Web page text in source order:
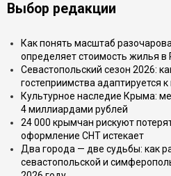
Выбор редакции
Как понять масштаб
определяет стоимость жилья в
Севастопольский сезон 2026:
гостеприимства адаптируется
Культурное наследие Крыма:
4 миллиардами рублей
24 000 крымчан рискуют
оформление СНТ истекает
Два города — две судьбы: как
севастопольской и